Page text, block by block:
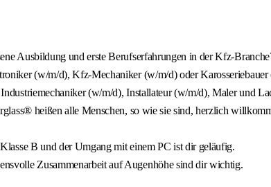
Ausbildung und erste Berufserfahrungen in der Kfz-
(w/m/d), Kfz-Mechaniker (w/m/d) oder Karosseriebauer
(w/m/d), Installateur (w/m/d), Maler und
heißen alle Menschen, so wie sie sind, herzlich
B und der Umgang mit einem PC ist dir geläufig.
Zusammenarbeit auf Augenhöhe sind dir wichtig.